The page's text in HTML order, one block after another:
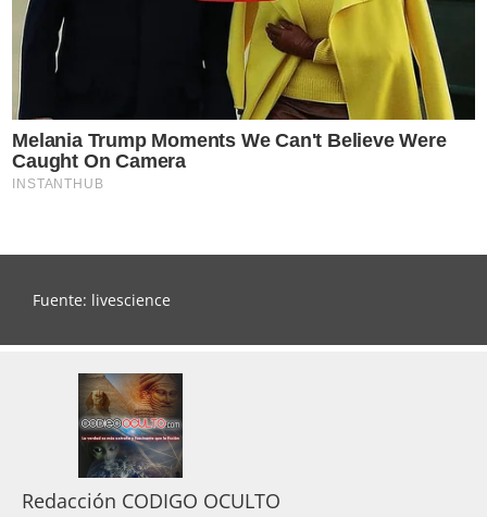
Fuente: livescience
Redacción CODIGO OCULTO